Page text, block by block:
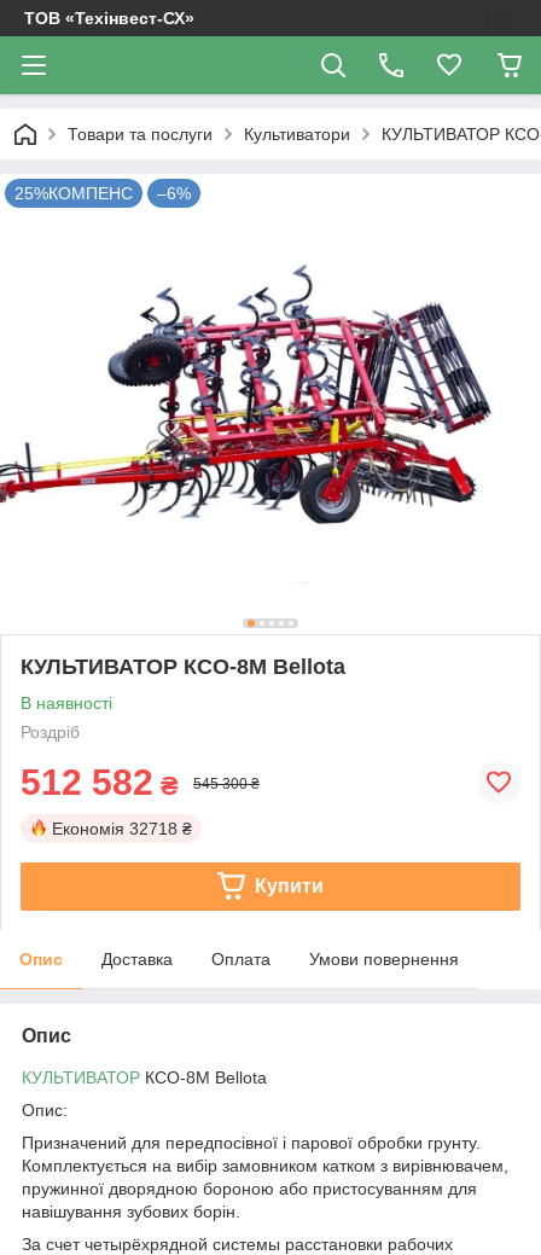
ТОВ «Техінвест-СХ»
Товари та послуги Культиватори КУЛЬТИВАТОР
25%КОМПЕНС –6%
КУЛЬТИВАТОР КСО-8М Bellota
В наявності
Роздріб
512 582 ₴ 545 300 ₴
Економія 32718 ₴
Купити
Опис Доставка Оплата Умови повернення
Опис
КУЛЬТИВАТОР КСО-8М Bellota
Опис:
Призначений для передпосівної і парової обробки грунту.
Комплектується на вибір замовником катком з вирівнювачем,
пружинної дворядною бороною або пристосуванням для
навішування зубових борін.
За счет четырёхрядной системы расстановки рабочих